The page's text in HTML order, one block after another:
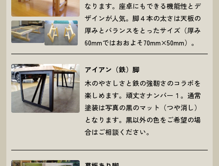
なります。座卓にもできる機能性とデ
ザインが人気。脚４本の太さは天板の
厚みとバランスをとったサイズ（厚み
60mmではおおよそ70mm×50mm）。
アイアン（鉄）脚
木のやさしさと鉄の強靭さのコラボを
楽しめます。頑丈さナンバー１。通常
塗装は写真の黒のマット（つや消し）
となります。黒以外の色をご希望の場
合はご相談ください。